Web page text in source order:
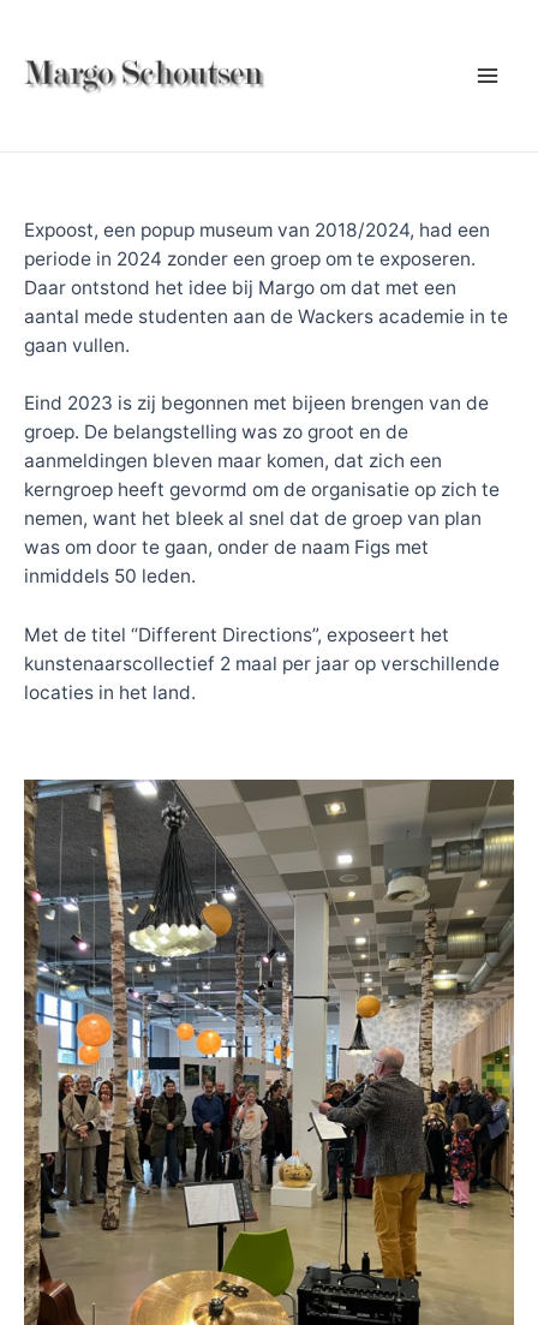
Expoost, een popup museum van 2018/2024, had een
periode in 2024 zonder een groep om te exposeren.
Daar ontstond het idee bij Margo om dat met een
aantal mede studenten aan de Wackers academie in te
gaan vullen.
Eind 2023 is zij begonnen met bijeen brengen van de
groep. De belangstelling was zo groot en de
aanmeldingen bleven maar komen, dat zich een
kerngroep heeft gevormd om de organisatie op zich te
nemen, want het bleek al snel dat de groep van plan
was om door te gaan, onder de naam Figs met
inmiddels 50 leden.
Met de titel “Different Directions”, exposeert het
kunstenaarscollectief 2 maal per jaar op verschillende
locaties in het land.